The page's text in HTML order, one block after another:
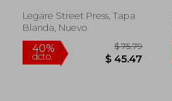
Legare Street Press, Tapa
Blanda, Nuevo